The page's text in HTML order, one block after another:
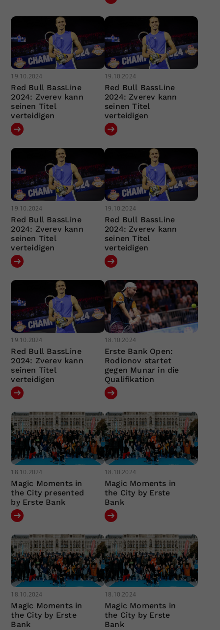
19.10.2024
Red Bull BassLine
2024: Zverev kann
seinen Titel
verteidigen
19.10.2024
Red Bull BassLine
2024: Zverev kann
seinen Titel
verteidigen
19.10.2024
Red Bull BassLine
2024: Zverev kann
seinen Titel
verteidigen
19.10.2024
Red Bull BassLine
2024: Zverev kann
seinen Titel
verteidigen
19.10.2024
Red Bull BassLine
2024: Zverev kann
seinen Titel
verteidigen
18.10.2024
Erste Bank Open:
Rodionov startet
gegen Munar in die
Qualifikation
18.10.2024
Magic Moments in
the City presented
by Erste Bank
18.10.2024
Magic Moments in
the City by Erste
Bank
18.10.2024
Magic Moments in
the City by Erste
Bank
18.10.2024
Magic Moments in
the City by Erste
Bank